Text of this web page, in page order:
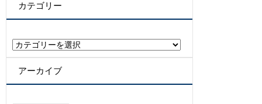
カテゴリー
カ
テ
ゴ
リ
アーカイブ